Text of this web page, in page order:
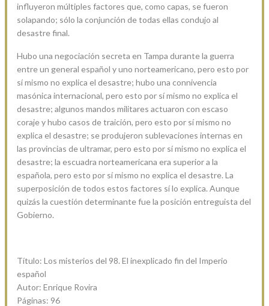
influyeron múltiples factores que, como capas, se fueron
solapando; sólo la conjunción de todas ellas condujo al
desastre final.
Hubo una negociación secreta en Tampa durante la guerra
entre un general español y uno norteamericano, pero esto por
sí mismo no explica el desastre; hubo una connivencia
masónica internacional, pero esto por sí mismo no explica el
desastre; algunos mandos militares actuaron con escaso
coraje y hubo casos de traición, pero esto por sí mismo no
explica el desastre; se produjeron sublevaciones internas en
las provincias de ultramar, pero esto por sí mismo no explica el
desastre; la escuadra norteamericana era superior a la
española, pero esto por sí mismo no explica el desastre. La
superposición de todos estos factores sí lo explica. Aunque
quizás la cuestión determinante fue la posición entreguista del
Gobierno.
Título: Los misterios del 98. El inexplicado fin del Imperio
español
Autor: Enrique Rovira
Páginas: 96